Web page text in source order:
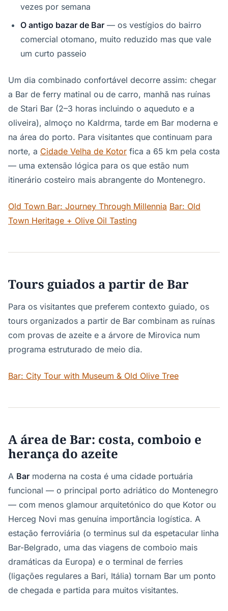
vezes por semana
O antigo bazar de Bar — os vestígios do bairro
comercial otomano, muito reduzido mas que vale
um curto passeio
Um dia combinado confortável decorre assim: chegar
a Bar de ferry matinal ou de carro, manhã nas ruínas
de Stari Bar (2–3 horas incluindo o aqueduto e a
oliveira), almoço no Kaldrma, tarde em Bar moderna e
na área do porto. Para visitantes que continuam para
norte, a Cidade Velha de Kotor fica a 65 km pela costa
— uma extensão lógica para os que estão num
itinerário costeiro mais abrangente do Montenegro.
Old Town Bar: Journey Through Millennia Bar: Old
Town Heritage + Olive Oil Tasting
Tours guiados a partir de Bar
Para os visitantes que preferem contexto guiado, os
tours organizados a partir de Bar combinam as ruínas
com provas de azeite e a árvore de Mirovica num
programa estruturado de meio dia.
Bar: City Tour with Museum & Old Olive Tree
A área de Bar: costa, comboio e
herança do azeite
A Bar moderna na costa é uma cidade portuária
funcional — o principal porto adriático do Montenegro
— com menos glamour arquitetónico do que Kotor ou
Herceg Novi mas genuína importância logística. A
estação ferroviária (o terminus sul da espetacular linha
Bar-Belgrado, uma das viagens de comboio mais
dramáticas da Europa) e o terminal de ferries
(ligações regulares a Bari, Itália) tornam Bar um ponto
de chegada e partida para muitos visitantes.